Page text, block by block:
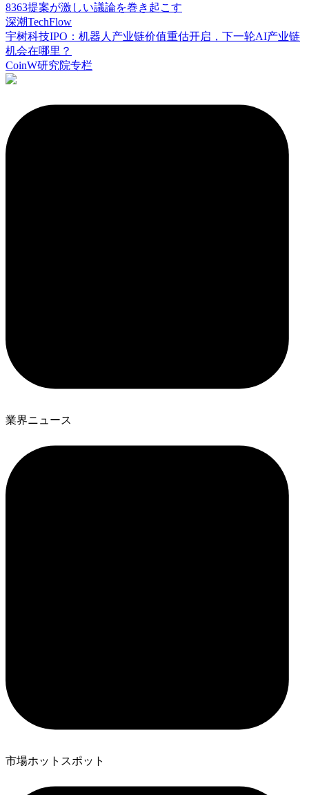
8363提案が激しい議論を巻き起こす
深潮TechFlow
宇树科技IPO：机器人产业链价值重估开启，下一轮AI产业链
机会在哪里？
CoinW研究院专栏
業界ニュース
市場ホットスポット